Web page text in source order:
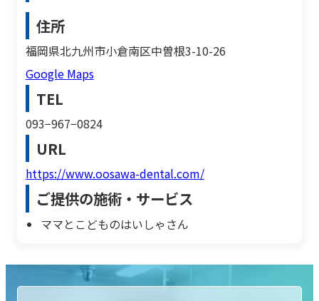
住所
福岡県北九州市小倉南区中曽根3-10-26
Google Maps
TEL
093−967−0824
URL
https://www.oosawa-dental.com/
ご提供の施術・サービス
ママとこどものはいしゃさん